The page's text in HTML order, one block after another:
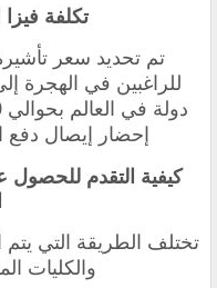
تكلفة
تم تحديد سعر
للراغبين في الهجرة
دولة في العالم
إحضار إيصال دفع
كيفية التقدم للحصول
تختلف الطريقة التي
والكليات